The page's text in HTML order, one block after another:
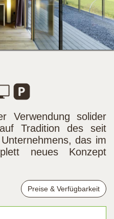
Verwendung solider
Tradition des seit
das im
neues Konzept
Preise & Verfügbarkeit